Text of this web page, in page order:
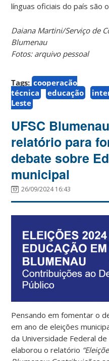
línguas oficiais do país são
Daiana Martini/Serviço de
Blumenau
Fotos: arquivo pessoal
Tags: cooperação
técnica
educação
Leste
UFSC
relatório para
debate sobre
municipal
26/09/2024 16:43
Pensando em fomentar o
em ano de eleições
da Universidade Federal de
elaborou o relatório